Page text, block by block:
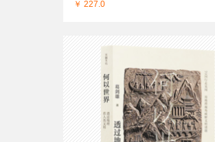
￥ 227.0